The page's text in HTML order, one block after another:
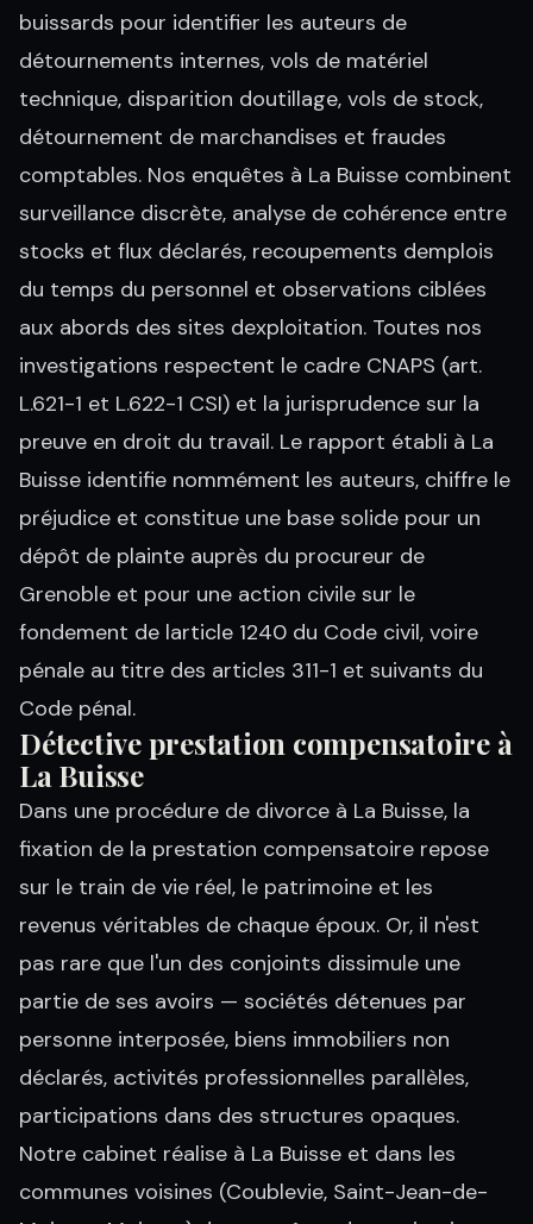
buissards pour identifier les auteurs de
détournements internes, vols de matériel
technique, disparition doutillage, vols de stock,
détournement de marchandises et fraudes
comptables. Nos enquêtes à La Buisse combinent
surveillance discrète, analyse de cohérence entre
stocks et flux déclarés, recoupements demplois
du temps du personnel et observations ciblées
aux abords des sites dexploitation. Toutes nos
investigations respectent le cadre CNAPS (art.
L.621-1 et L.622-1 CSI) et la jurisprudence sur la
preuve en droit du travail. Le rapport établi à La
Buisse identifie nommément les auteurs, chiffre le
préjudice et constitue une base solide pour un
dépôt de plainte auprès du procureur de
Grenoble et pour une action civile sur le
fondement de larticle 1240 du Code civil, voire
pénale au titre des articles 311-1 et suivants du
Code pénal.
Détective prestation compensatoire à
La Buisse
Dans une procédure de divorce à La Buisse, la
fixation de la prestation compensatoire repose
sur le train de vie réel, le patrimoine et les
revenus véritables de chaque époux. Or, il n'est
pas rare que l'un des conjoints dissimule une
partie de ses avoirs — sociétés détenues par
personne interposée, biens immobiliers non
déclarés, activités professionnelles parallèles,
participations dans des structures opaques.
Notre cabinet réalise à La Buisse et dans les
communes voisines (Coublevie, Saint-Jean-de-